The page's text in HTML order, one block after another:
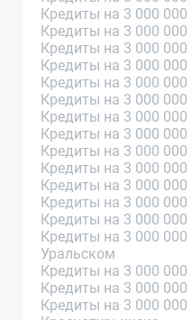
Кредиты на 3 000
Кредиты на 3 000
Кредиты на 3 000 000
Кредиты на 3 000 000
Кредиты на 3 000 000
Кредиты на 3 000 000
Кредиты на 3 000 000
Кредиты на 3 000
Кредиты на 3 000
Кредиты на 3 000 000
Кредиты на 3 000
Кредиты на 3 000 000
Кредиты на 3 000
Кредиты на 3 000 000
Уральском
Кредиты на 3 000
Кредиты на 3 000 000
Кредиты на 3 000 000